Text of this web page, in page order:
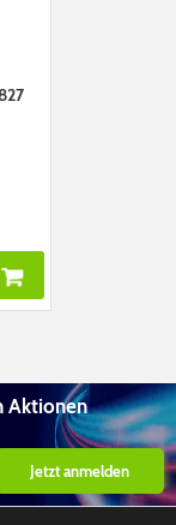
Aktionen
Jetzt anmelden